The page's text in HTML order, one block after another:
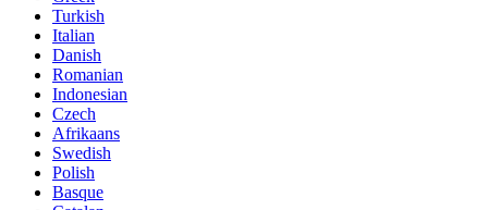
Turkish
Italian
Danish
Romanian
Indonesian
Czech
Afrikaans
Swedish
Polish
Basque